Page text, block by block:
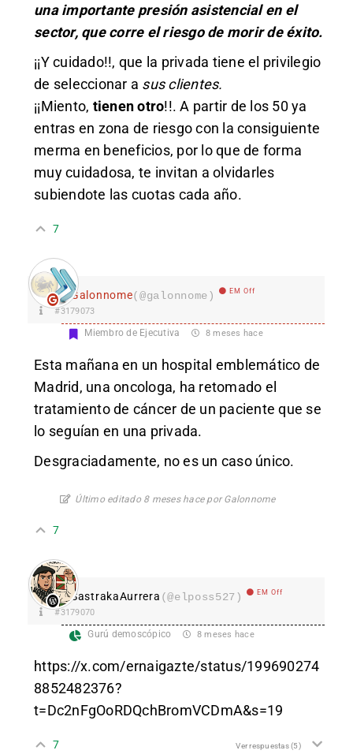
una importante presión asistencial en el
sector, que corre el riesgo de morir de éxito.
¡¡Y cuidado!!, que la privada tiene el privilegio
de seleccionar a sus clientes.
¡¡Miento, tienen otro!!. A partir de los 50 ya
entras en zona de riesgo con la consiguiente
merma en beneficios, por lo que de forma
muy cuidadosa, te invitan a olvidarles
subiendote las cuotas cada año.
7
Galonnome(@galonnome) EM Off
#3179073
Miembro de Ejecutiva 8 meses hace
Esta mañana en un hospital emblemático de
Madrid, una oncologa, ha retomado el
tratamiento de cáncer de un paciente que se
lo seguían en una privada.
Desgraciadamente, no es un caso único.
Último editado 8 meses hace por Galonnome
7
SastrakaAurrera (@elposs527) EM Off
#3179070
Gurú demoscópico 8 meses hace
https://x.com/ernaigazte/status/199690274
8852482376?
t=Dc2nFgOoRDQchBromVCDmA&s=19
7 Ver respuestas(5)